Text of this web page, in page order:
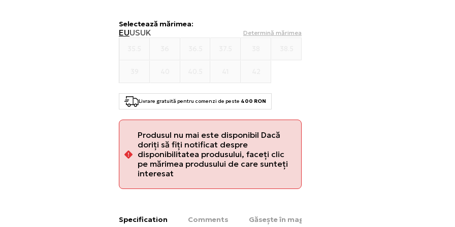
Selectează mărimea:
EUUSUK Determină mărimea
Livrare gratuită pentru comenzi de peste 400 RON
Produsul nu mai este disponibil Dacă
doriți să fiți notificat despre
disponibilitatea produsului, faceți clic
pe mărimea produsului de care sunteți
interesat
Specification Comments Găsește în magazin